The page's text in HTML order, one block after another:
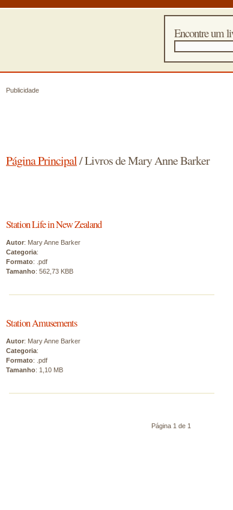
Encontre um
Publicidade
Página Principal/ Livros de Mary Anne Barker
Station Life in New Zealand
Autor: Mary Anne Barker
Categoria:
Formato: .pdf
Tamanho: 562,73 KBB
Station Amusements
Autor: Mary Anne Barker
Categoria:
Formato: .pdf
Tamanho: 1,10 MB
Página 1 de 1